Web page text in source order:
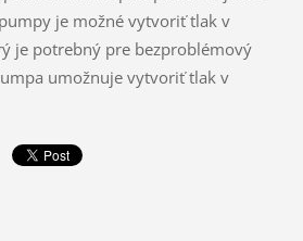
je možné vytvoriť tlak v
je potrebný pre bezproblémový
umožnuje vytvoriť tlak v